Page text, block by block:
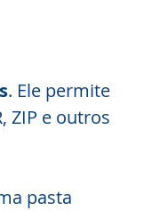
. Ele permite
ZIP e outros
pasta